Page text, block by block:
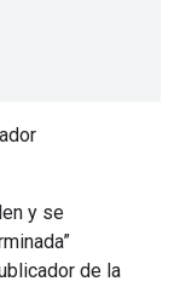
y se
de la